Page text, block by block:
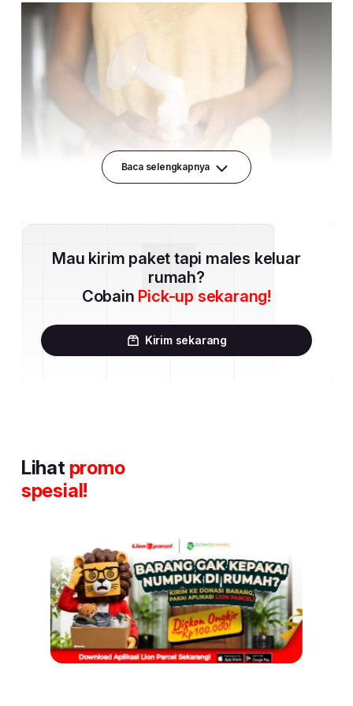
Baca selengkapnya
Mau kirim paket tapi males keluar
rumah?
Cobain Pick-up sekarang!
Kirim sekarang
Lihat promo
spesial!